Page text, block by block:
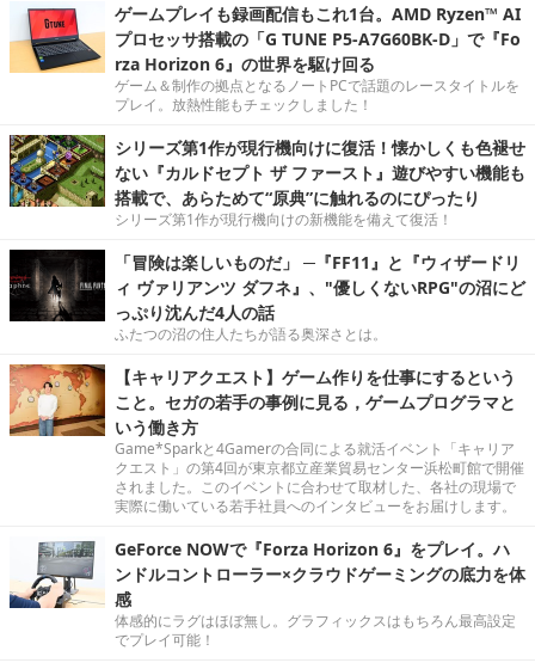
ゲームプレイも録画配信もこれ1台。AMD Ryzen™ AI
プロセッサ搭載の「G TUNE P5-A7G60BK-D」で『Fo
rza Horizon 6』の世界を駆け回る
ゲーム＆制作の拠点となるノートPCで話題のレースタイトルを
プレイ。放熱性能もチェックしました！
シリーズ第1作が現行機向けに復活！懐かしくも色褪せ
ない『カルドセプト ザ ファースト』遊びやすい機能も
搭載で、あらためて“原典”に触れるのにぴったり
シリーズ第1作が現行機向けの新機能を備えて復活！
「冒険は楽しいものだ」 ─『FF11』と『ウィザードリ
ィ ヴァリアンツ ダフネ』、"優しくないRPG"の沼にど
っぷり沈んだ4人の話
ふたつの沼の住人たちが語る奥深さとは。
【キャリアクエスト】ゲーム作りを仕事にするという
こと。セガの若手の事例に見る，ゲームプログラマと
いう働き方
Game*Sparkと4Gamerの合同による就活イベント「キャリア
クエスト」の第4回が東京都立産業貿易センター浜松町館で開催
されました。このイベントに合わせて取材した、各社の現場で
実際に働いている若手社員へのインタビューをお届けします。
GeForce NOWで『Forza Horizon 6』をプレイ。ハ
ンドルコントローラー×クラウドゲーミングの底力を体
感
体感的にラグはほぼ無し。グラフィックスはもちろん最高設定
でプレイ可能！